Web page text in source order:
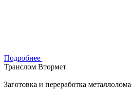
Подробнее
Транслом Втормет
Заготовка и переработка металлолома